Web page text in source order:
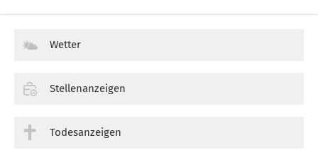
Wetter
Stellenanzeigen
Todesanzeigen